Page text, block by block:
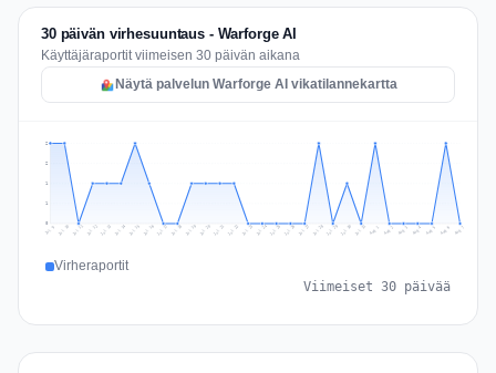
30 päivän virhesuuntaus - Warforge AI
Käyttäjäraportit viimeisen 30 päivän aikana
Näytä palvelun Warforge AI vikatilannekartta
1
1
2
2
Jul 9 Jul 10 Jul 11 Jul 12 Jul 13 Jul 14 Jul 15 Jul 16 Jul 17 Jul 18 Jul 19 Jul 20 Jul 21 Jul 22 Jul 23 Jul 24 Jul 25 Jul 26 Jul 27 Jul 28 Jul 29 Jul 30 Jul 31 Aug 1 Aug 2 Aug 3 Aug 4 Aug 5 Aug 6 Aug 7
Virheraportit
Viimeiset 30 päivää